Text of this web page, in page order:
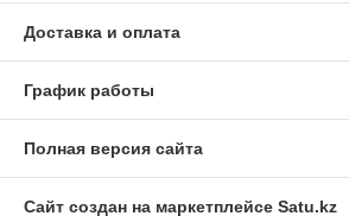
Доставка и оплата
График работы
Полная версия сайта
Сайт создан на маркетплейсе Satu.kz